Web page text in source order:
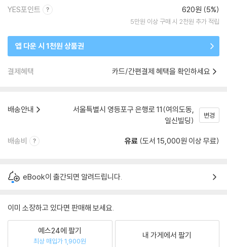
YES포인트 620원 (5%)
5만원 이상 구매 시 2천원 추가 적립
앱 다운 시 1천원 상품권
결제혜택 카드/간편결제 혜택을 확인하세요
배송안내
서울특별시 영등포구 은행로 11(여의도동,
일신빌딩)
변경
배송비 유료 (도서 15,000원 이상 무료)
eBook이 출간되면 알려드립니다.
이미 소장하고 있다면 판매해 보세요.
예스24에 팔기
최상 매입가 1,900원
내 가게에서 팔기